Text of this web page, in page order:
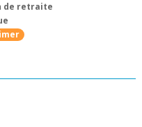
de retraite